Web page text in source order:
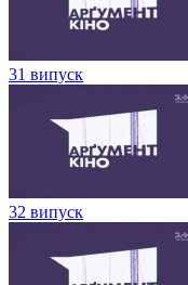
31 випуск
32 випуск